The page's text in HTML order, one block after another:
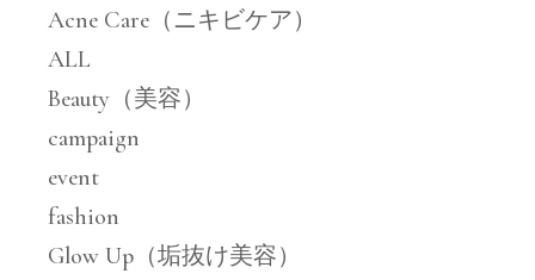
Acne Care（ニキビケア）
ALL
Beauty（美容）
campaign
event
fashion
Glow Up（垢抜け美容）